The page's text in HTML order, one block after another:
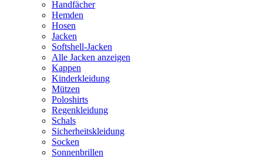
Handfächer
Hemden
Hosen
Jacken
Softshell-Jacken
Alle Jacken anzeigen
Kappen
Kinderkleidung
Mützen
Poloshirts
Regenkleidung
Schals
Sicherheitskleidung
Socken
Sonnenbrillen